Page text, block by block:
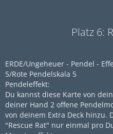
Platz 6:
ERDE/Ungeheuer - Pendel -
5/Rote Pendelskala 5
Pendeleffekt:
Du kannst diese Karte von
deiner Hand 2 offene
von deinem Extra Deck hinzu.
"Rescue Rat" nur einmal pro